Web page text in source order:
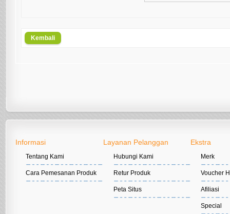
Kembali
Informasi
Tentang Kami
Cara Pemesanan Produk
Layanan Pelanggan
Hubungi Kami
Retur Produk
Peta Situs
Ekstra
Merk
Voucher
Afiliasi
Special